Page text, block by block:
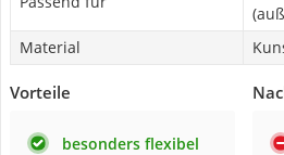
Material
Vorteile
besonders flexibel